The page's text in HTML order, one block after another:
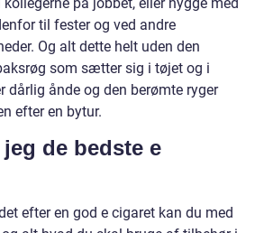
til fester og ved andre
Og alt dette helt uden den
som sætter sig i tøjet og i
dårlig ånde og den berømte ryger
efter en bytur.
de bedste e
efter en god e cigaret kan du med